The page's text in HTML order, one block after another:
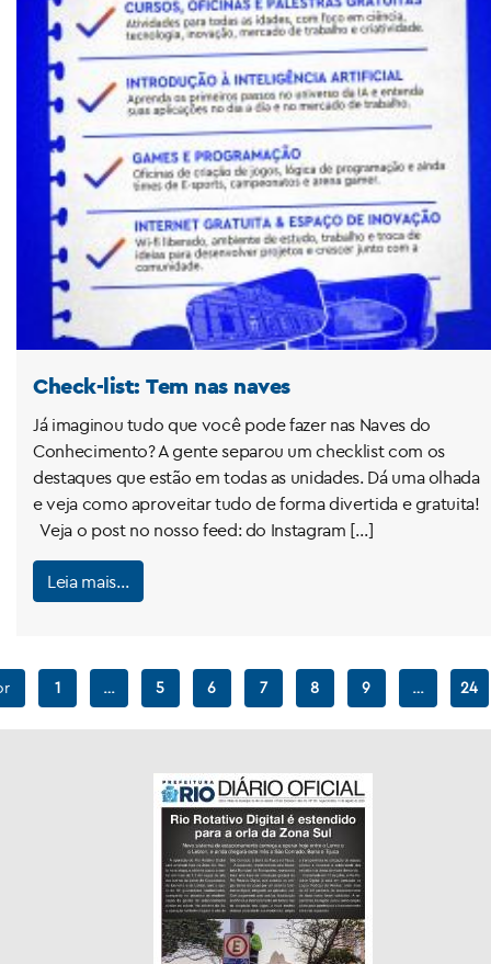
Check-list: Tem nas naves
Já imaginou tudo que você pode fazer nas Naves do
Conhecimento? A gente separou um checklist com os
destaques que estão em todas as unidades. Dá uma olhada
e veja como aproveitar tudo de forma divertida e gratuita!
Veja o post no nosso feed: do Instagram […]
Leia mais…
1 … 5 6 7 8 9 … 24